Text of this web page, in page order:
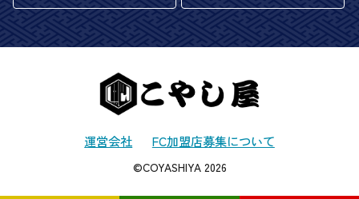
運営会社 FC加盟店募集について
©COYASHIYA 2026